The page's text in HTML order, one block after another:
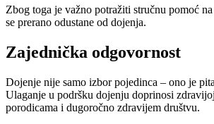
Zbog toga je važno potražiti stručnu pomoć
se prerano odustane od dojenja.
Zajednička odgovornost
Dojenje nije samo izbor pojedinca – ono je
Ulaganje u podršku dojenju doprinosi
porodicama i dugoročno zdravijem društvu.